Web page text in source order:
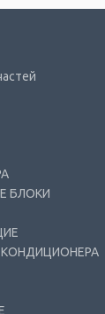
БЛОКИ